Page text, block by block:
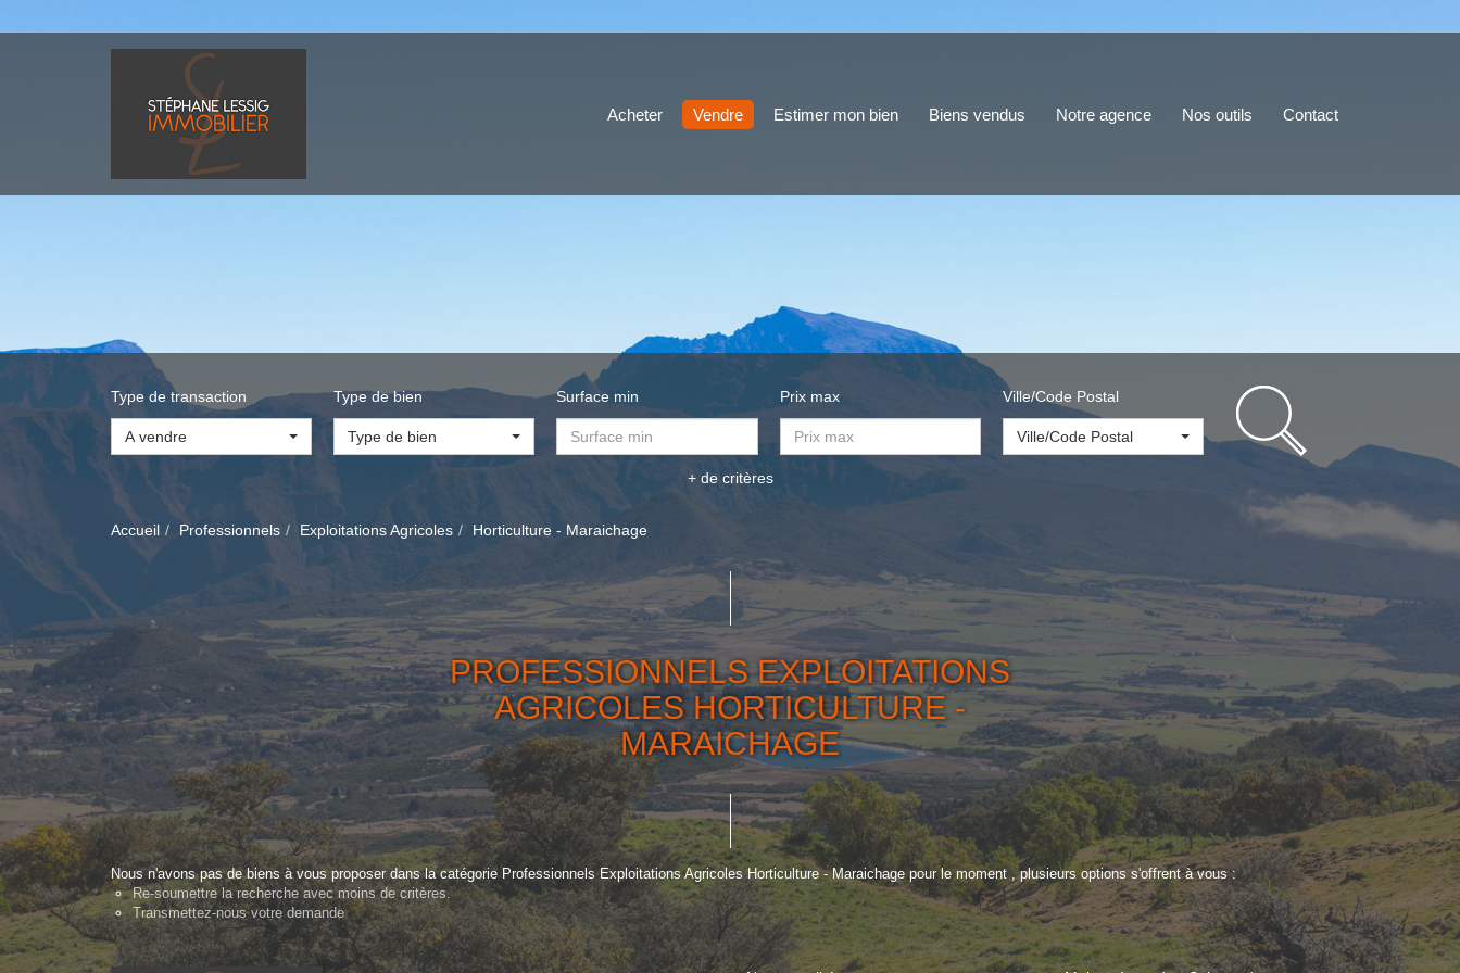
Acheter Vendre Estimer mon bien Biens vendus Notre agence Nos outils Contact
Type de transaction
A vendre
Type de bien
Type de bien
Surface min Prix max Ville/Code Postal
Ville/Code Postal
+ de critères
Accueil Professionnels Exploitations Agricoles Horticulture - Maraichage
PROFESSIONNELS EXPLOITATIONS
AGRICOLES HORTICULTURE -
MARAICHAGE
Nous n'avons pas de biens à vous proposer dans la catégorie Professionnels Exploitations Agricoles Horticulture - Maraichage pour le moment , plusieurs options s'offrent à vous :
Re-soumettre la recherche avec moins de critères.
Transmettez-nous votre demande